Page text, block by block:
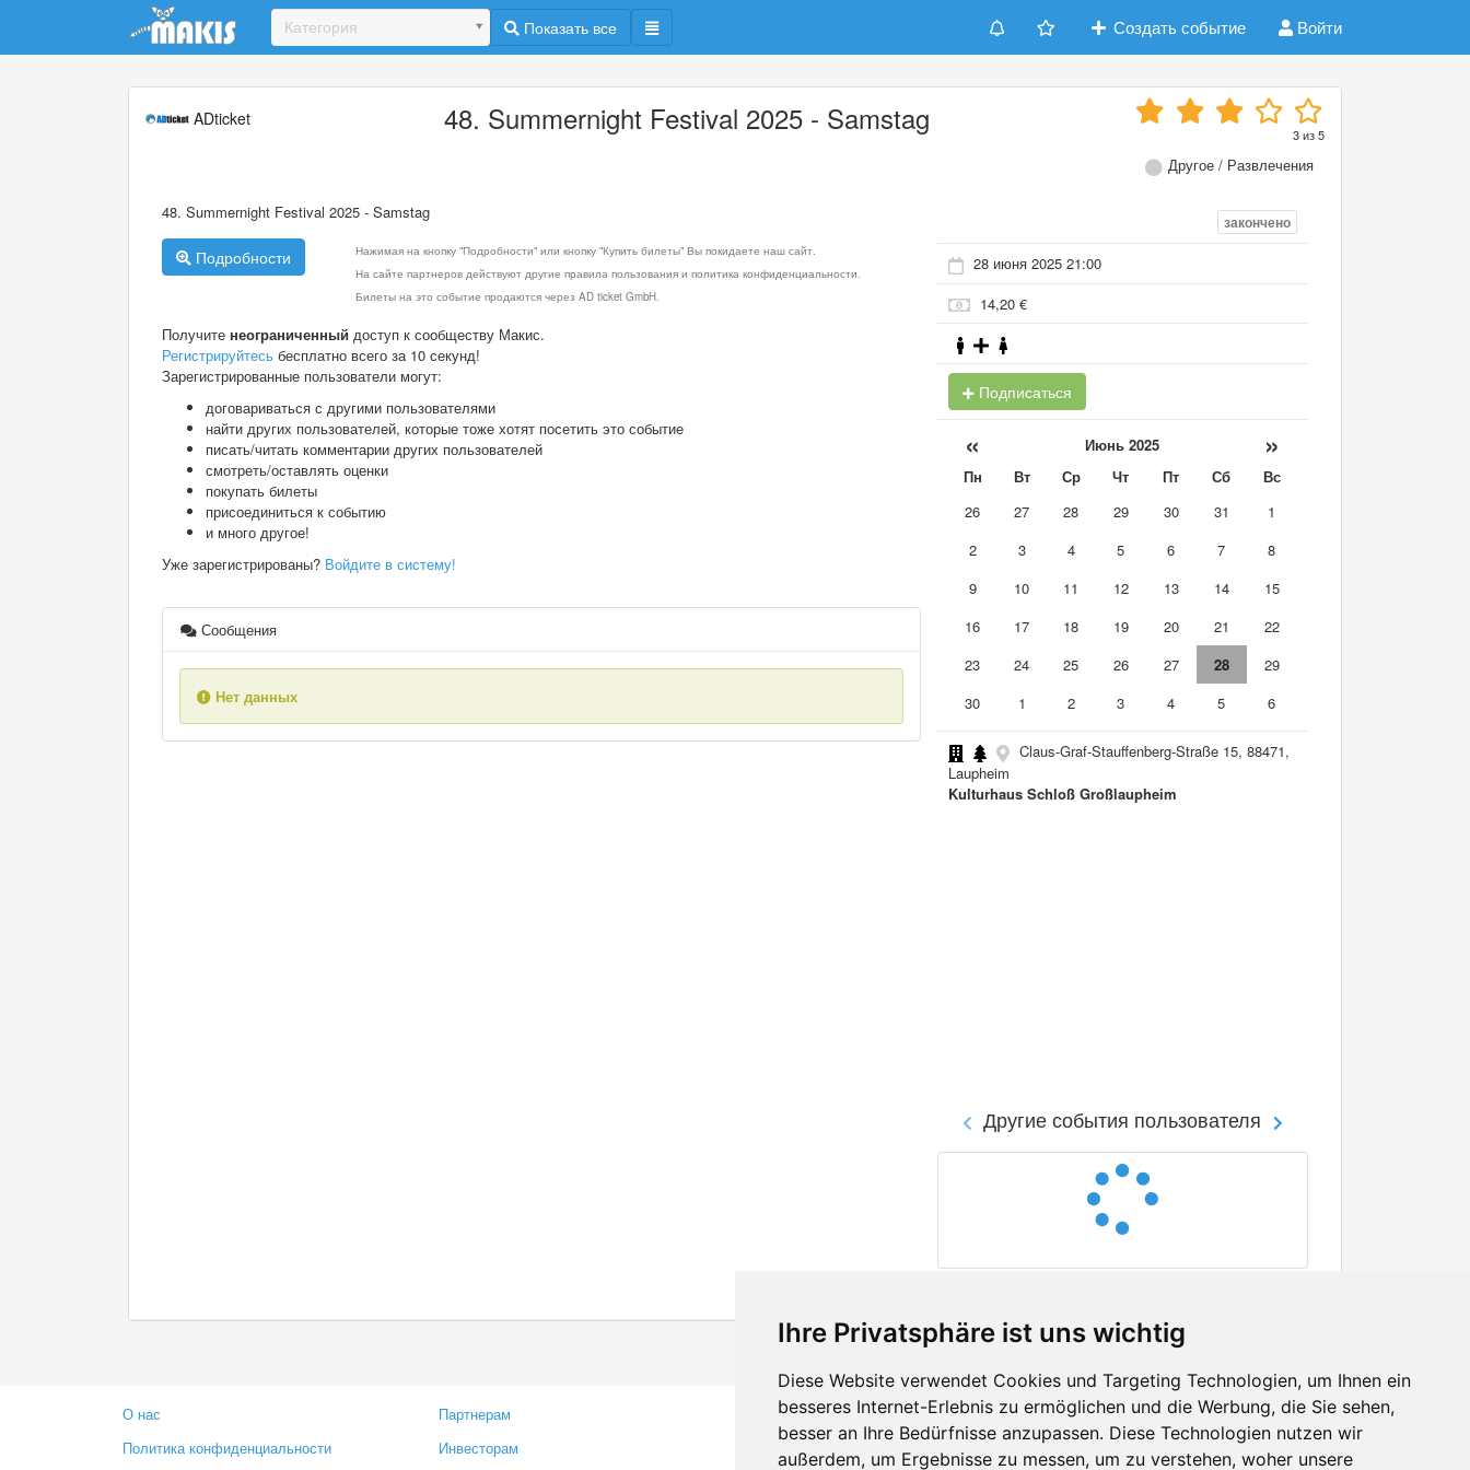
Ihre Privatsphäre ist uns wichtig
Diese Website verwendet Cookies und Targeting Technologien, um Ihnen ein
besseres Internet-Erlebnis zu ermöglichen und die Werbung, die Sie sehen,
besser an Ihre Bedürfnisse anzupassen. Diese Technologien nutzen wir
außerdem, um Ergebnisse zu messen, um zu verstehen, woher unsere
Update cookies preferences
Категория Показать все Создать событие Войти
ADticket 48. Summernight Festival 2025 - Samstag 3из5
Другое / Развлечения
48. Summernight Festival 2025 - Samstag
Подробности
Нажимая на кнопку "Подробности" или кнопку "Купить билеты" Вы покидаете наш сайт.
На сайте партнеров действуют другие правила пользования и политика конфиденциальности.
Билеты на это событие продаются через AD ticket GmbH.
Получите неограниченный доступ к сообществу Макис.
Регистрируйтесь бесплатно всего за 10 секунд!
Зарегистрированные пользователи могут:
договариваться с другими пользователями
найти других пользователей, которые тоже хотят посетить это событие
писать/читать комментарии других пользователей
смотреть/оставлять оценки
покупать билеты
присоединиться к событию
и много другое!
Уже зарегистрированы? Войдите в систему!
Сообщения
Нет данных
закончено
28 июня 2025 21:00
14,20 €
Подписаться
« Июнь 2025 »
Пн Вт Ср Чт Пт Сб
Вс
26
27 28 29 30 31
1
2
3 4 5 6 7
8
9
10 11 12 13 14
15
16
17 18 19 20 21
22
23
24 25 26 27 28
29
30
1 2 3 4 5 6
Claus-Graf-Stauffenberg-Straße 15, 88471,
Laupheim
Kulturhaus Schloß Großlaupheim
Другие события пользователя
О нас
Политика конфиденциальности
Партнерам
Инвесторам
Контакты
Оставить отзыв
Facebook
Twitter